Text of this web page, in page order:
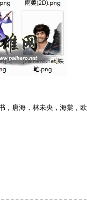
唐海，林未央，海棠，欧